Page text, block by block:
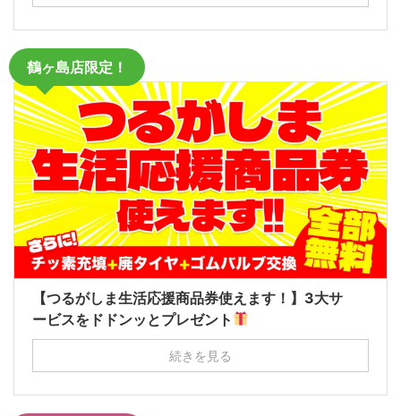
鶴ヶ島店限定！
【つるがしま生活応援商品券使えます！】3大サ
ービスをドドンッとプレゼント
続きを見る